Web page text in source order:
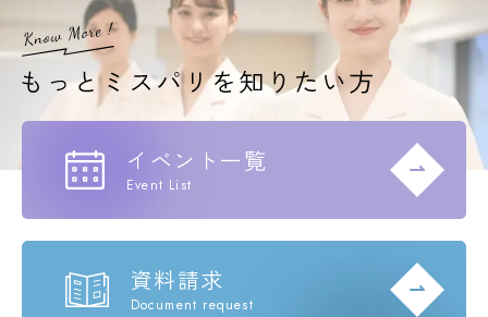
イベント一覧
Event List
資料請求
Document request